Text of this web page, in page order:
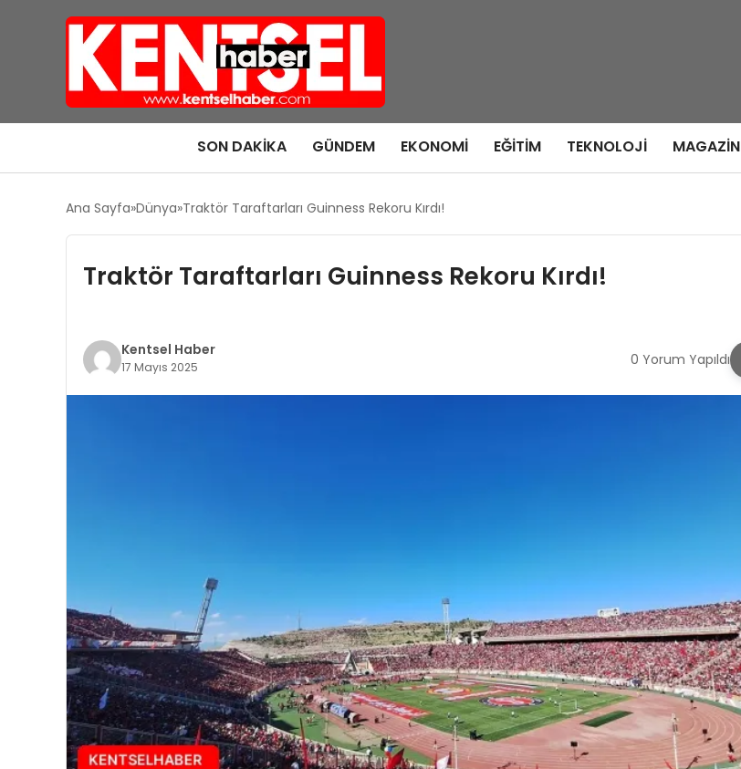
SON DAKIKA GÜNDEM EKONOMI EĞITIM TEKNOLOJI MAGAZIN
Ana Sayfa Dünya Traktör Taraftarları Guinness Rekoru Kırdı!
Traktör Taraftarları Guinness Rekoru Kırdı!
Kentsel Haber
17 Mayıs 2025 0 Yorum Yapıldı